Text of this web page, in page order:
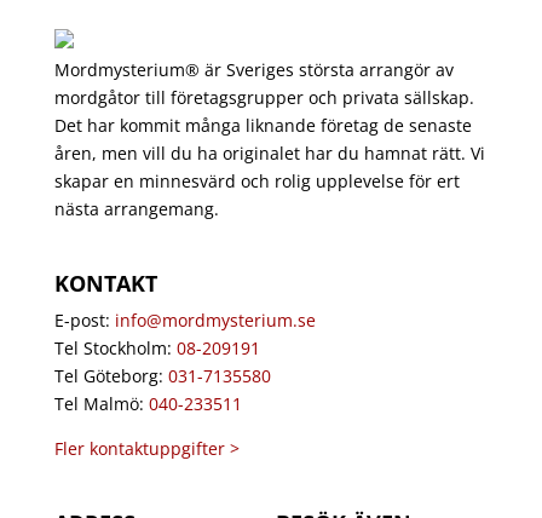
Mordmysterium® är Sveriges största arrangör av
mordgåtor till företagsgrupper och privata sällskap.
Det har kommit många liknande företag de senaste
åren, men vill du ha originalet har du hamnat rätt. Vi
skapar en minnesvärd och rolig upplevelse för ert
nästa arrangemang.
KONTAKT
E-post: info@mordmysterium.se
Tel Stockholm: 08-209191
Tel Göteborg: 031-7135580
Tel Malmö: 040-233511
Fler kontaktuppgifter >